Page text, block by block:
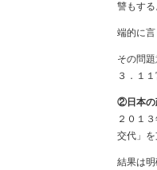
讐もする
端的に
その問
３．１
②日本の
２０１
交代」を
結果は明